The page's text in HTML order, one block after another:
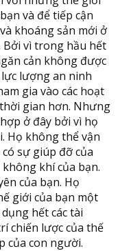
và để tiếp cận
khoáng sản mới ở
vì trong hầu hết
cản không được
lượng an ninh
gia vào các hoạt
gian hơn. Nhưng
ở đây bởi vì họ
Họ không thể vận
sự giúp đỡ của
khí của bạn.
của bạn. Họ
giới của bạn một
hết các tài
chiến lược của thế
của con người.